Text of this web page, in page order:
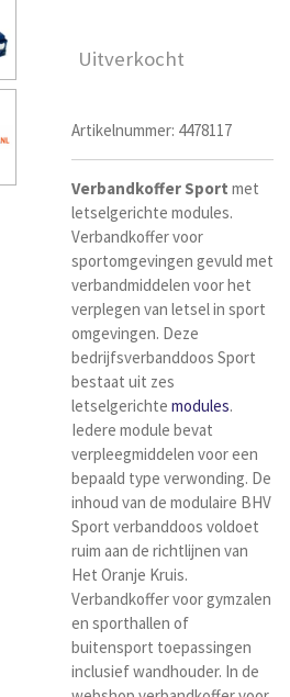
Uitverkocht
Artikelnummer: 4478117
Verbandkoffer Sport met
letselgerichte modules.
Verbandkoffer voor
sportomgevingen gevuld met
verbandmiddelen voor het
verplegen van letsel in sport
omgevingen. Deze
bedrijfsverbanddoos Sport
bestaat uit zes
letselgerichte modules.
Iedere module bevat
verpleegmiddelen voor een
bepaald type verwonding. De
inhoud van de modulaire BHV
Sport verbanddoos voldoet
ruim aan de richtlijnen van
Het Oranje Kruis.
Verbandkoffer voor gymzalen
en sporthallen of
buitensport toepassingen
inclusief wandhouder. In de